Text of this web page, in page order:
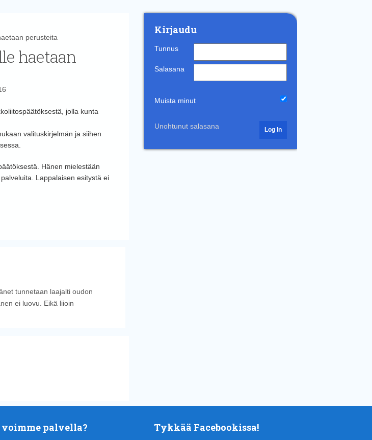
perusteita
haetaan
jolla kunta
valituskirjelmän ja siihen
Hänen mielestään
Lappalaisen esitystä ei
tunnetaan laajalti oudon
ei luovu. Eikä liioin
Kirjaudu
Tunnus
Salasana
Muista minut
Unohtunut salasana
palvella? Tykkää Facebookissa!